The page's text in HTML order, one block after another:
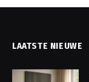
LAATSTE NIEUWE